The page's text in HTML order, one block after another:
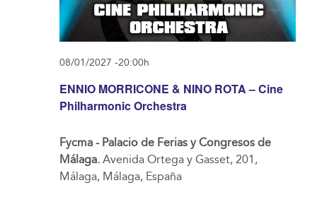
ENNIO MORRICONE & NINO ROTA – Cine
Philharmonic Orchestra
08/01/2027 -20:00h
Fycma - Palacio de Ferias y Congresos de
Málaga. Avenida Ortega y Gasset, 201,
Málaga, Málaga, España